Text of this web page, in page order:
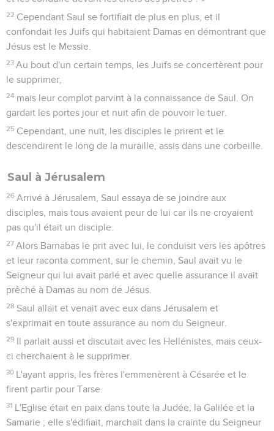
22 Cependant Saul se fortifiait de plus en plus, et il
confondait les Juifs qui habitaient Damas en démontrant que
Jésus est le Messie.
23 Au bout d'un certain temps, les Juifs se concertèrent pour
le supprimer,
24 mais leur complot parvint à la connaissance de Saul. On
gardait les portes jour et nuit afin de pouvoir le tuer.
25 Cependant, une nuit, les disciples le prirent et le
descendirent le long de la muraille, assis dans une corbeille.
Saul à Jérusalem
26 Arrivé à Jérusalem, Saul essaya de se joindre aux
disciples, mais tous avaient peur de lui car ils ne croyaient
pas qu'il était un disciple.
27 Alors Barnabas le prit avec lui, le conduisit vers les apôtres
et leur raconta comment, sur le chemin, Saul avait vu le
Seigneur qui lui avait parlé et avec quelle assurance il avait
prêché à Damas au nom de Jésus.
28 Saul allait et venait avec eux dans Jérusalem et
s'exprimait en toute assurance au nom du Seigneur.
29 Il parlait aussi et discutait avec les Hellénistes, mais ceux-
ci cherchaient à le supprimer.
30 L'ayant appris, les frères l'emmenèrent à Césarée et le
firent partir pour Tarse.
31 L'Eglise était en paix dans toute la Judée, la Galilée et la
Samarie ; elle s'édifiait, marchait dans la crainte du Seigneur